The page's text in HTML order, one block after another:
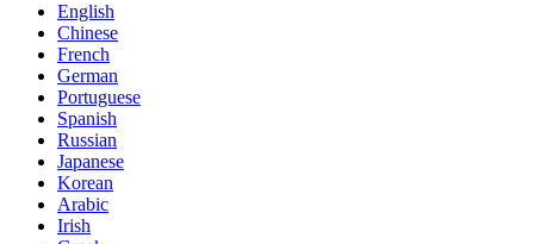
English
Chinese
French
German
Portuguese
Spanish
Russian
Japanese
Korean
Arabic
Irish